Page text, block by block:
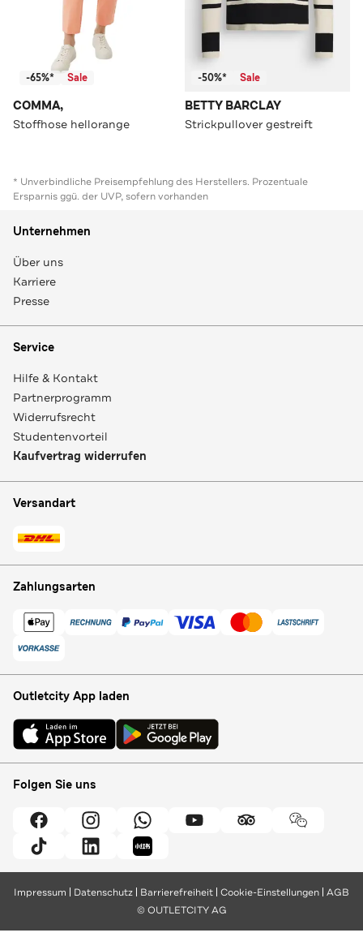
-65%* Sale
COMMA,
Stoffhose hellorange
-50%* Sale
BETTY BARCLAY
Strickpullover gestreift
* Unverbindliche Preisempfehlung des Herstellers. Prozentuale
Ersparnis ggü. der UVP, sofern vorhanden
Unternehmen
Über uns
Karriere
Presse
Service
Hilfe & Kontakt
Partnerprogramm
Widerrufsrecht
Studentenvorteil
Kaufvertrag widerrufen
Versandart
Zahlungsarten
Outletcity App laden
Folgen Sie uns
Impressum Datenschutz Barrierefreiheit Cookie-Einstellungen AGB
© OUTLETCITY AG